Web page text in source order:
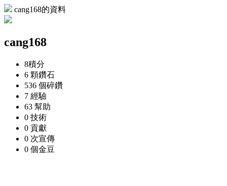
cang168的資料
cang168
8積分
6 顆鑽石
536 個碎鑽
7 經驗
63 幫助
0 技術
0 貢獻
0 次宣傳
0 個金豆